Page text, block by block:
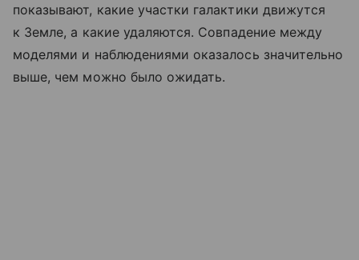
показывают, какие участки галактики движутся
к Земле, а какие удаляются. Совпадение между
моделями и наблюдениями оказалось значительно
выше, чем можно было ожидать.